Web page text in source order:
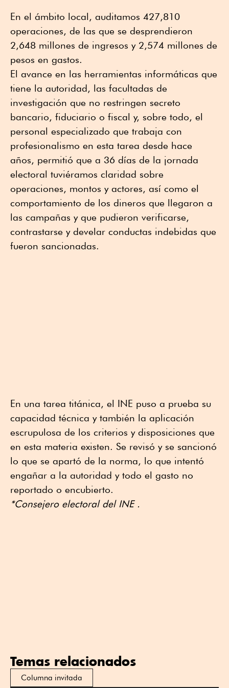
En el ámbito local, auditamos 427,810
operaciones, de las que se desprendieron
2,648 millones de ingresos y 2,574 millones de
pesos en gastos.
El avance en las herramientas informáticas que
tiene la autoridad, las facultadas de
investigación que no restringen secreto
bancario, fiduciario o fiscal y, sobre todo, el
personal especializado que trabaja con
profesionalismo en esta tarea desde hace
años, permitió que a 36 días de la jornada
electoral tuviéramos claridad sobre
operaciones, montos y actores, así como el
comportamiento de los dineros que llegaron a
las campañas y que pudieron verificarse,
contrastarse y develar conductas indebidas que
fueron sancionadas.
En una tarea titánica, el INE puso a prueba su
capacidad técnica y también la aplicación
escrupulosa de los criterios y disposiciones que
en esta materia existen. Se revisó y se sancionó
lo que se apartó de la norma, lo que intentó
engañar a la autoridad y todo el gasto no
reportado o encubierto.
*Consejero electoral del INE .
Temas relacionados
Columna invitada